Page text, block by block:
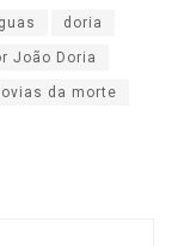
doria
João Doria
da morte